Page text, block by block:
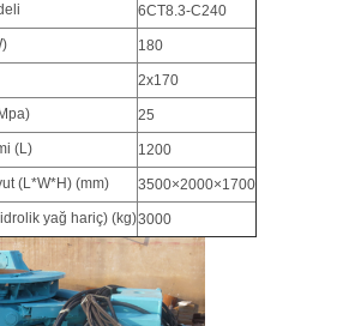
6CT8.3-C240
180
2x170
25
(L)
1200
(L*W*H) (mm)
3500×2000×1700
yağ hariç) (kg)3000